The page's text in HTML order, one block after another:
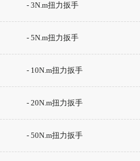
- 3N.m扭力扳手
- 5N.m扭力扳手
- 10N.m扭力扳手
- 20N.m扭力扳手
- 50N.m扭力扳手